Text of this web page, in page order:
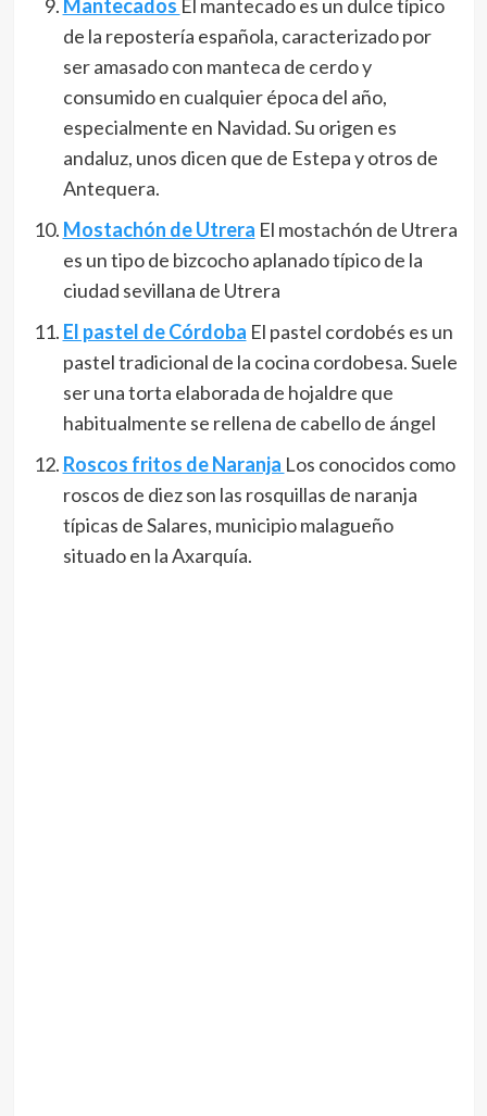
Mantecados El mantecado es un dulce típico
de la repostería española, caracterizado por
ser amasado con manteca de cerdo y
consumido en cualquier época del año,
especialmente en Navidad. Su origen es
andaluz, unos dicen que de Estepa y otros de
Antequera.
Mostachón de Utrera El mostachón de Utrera
es un tipo de bizcocho aplanado típico de la
ciudad sevillana de Utrera
El pastel de Córdoba El pastel cordobés es un
pastel tradicional de la cocina cordobesa.​ Suele
ser una torta elaborada de hojaldre que
habitualmente se rellena de cabello de ángel
Roscos fritos de Naranja Los conocidos como
roscos de diez son las rosquillas de naranja
típicas de Salares, municipio malagueño
situado en la Axarquía.